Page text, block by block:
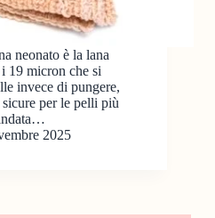
neonato è la lana
19 micron che si
invece di pungere,
per le pelli più
2025